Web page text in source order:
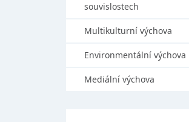
souvislostech
Multikulturní výchova
Environmentální výchova
Mediální výchova